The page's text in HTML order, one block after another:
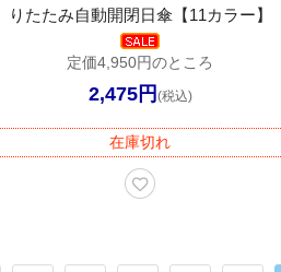
りたたみ自動開閉日傘【11カラー】
定価4,950円のところ
2,475円 (税込)
在庫切れ